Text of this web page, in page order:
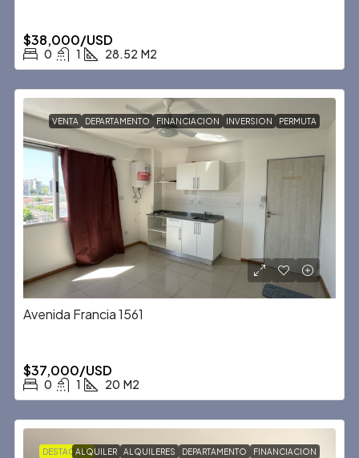
$38,000/USD
0 1 28.52 M2
VENTA DEPARTAMENTO FINANCIACION INVERSION PERMUTA
Avenida Francia 1561
$37,000/USD
0 1 20 M2
DESTACADAALQUILER ALQUILERES DEPARTAMENTO FINANCIACION